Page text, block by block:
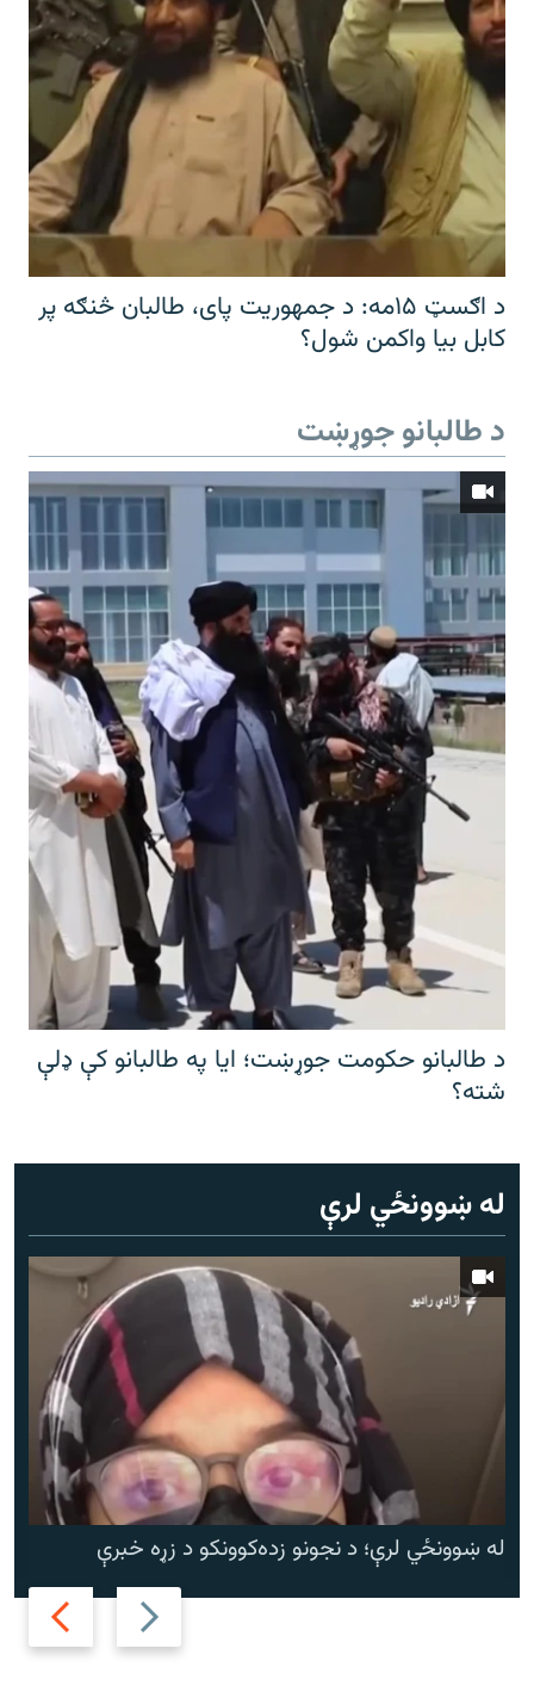
د اګسټ ۱۵مه: د جمهوریت پای، طالبان څنګه پر
کابل بیا واکمن شول؟
د طالبانو جوړښت
د طالبانو حکومت جوړښت؛ ایا په طالبانو کې ډلې
شته؟
له ښوونځي لرې
Previous
slide
Next
slide
له ښوونځي لرې؛ د نجونو زده‌کوونکو د زړه خبرې